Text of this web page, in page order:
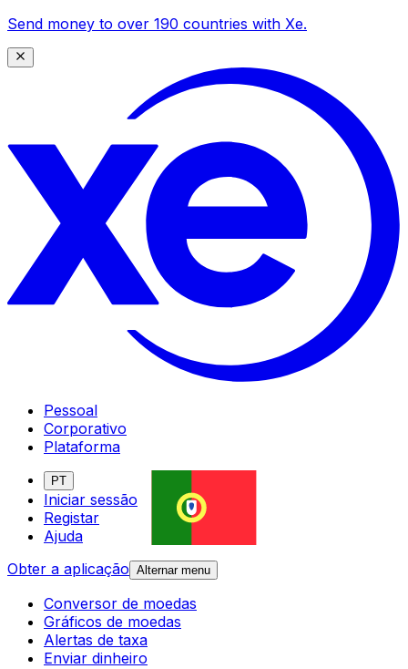
Send money to over 190 countries with Xe.
Pessoal
Corporativo
Plataforma
PT
Iniciar sessão
Registar
Ajuda
Obter a aplicação Alternar menu
Conversor de moedas
Gráficos de moedas
Alertas de taxa
Enviar dinheiro